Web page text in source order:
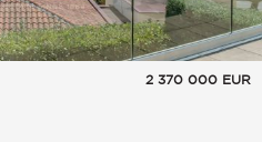
2 370 000 EUR